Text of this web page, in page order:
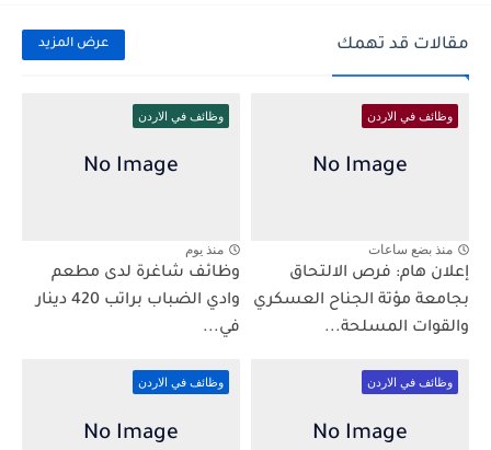
مقالات قد تهمك عرض المزيد
وظائف في الاردن
منذ بضع ساعات
إعلان هام: فرص الالتحاق
بجامعة مؤتة الجناح العسكري
والقوات المسلحة...
وظائف في الاردن
منذ يوم
وظائف شاغرة لدى مطعم
وادي الضباب براتب 420 دينار
في...
وظائف في الاردن وظائف في الاردن